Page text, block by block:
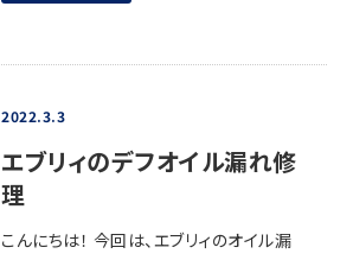
2022.3.3
エブリィのデフオイル漏れ修
理
こんにちは！ 今回は、エブリィのオイル漏